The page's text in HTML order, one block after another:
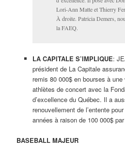
Lori-Ann Matte et Thierry
À droite. Patricia Demers,
la FAEQ.
LA CAPITALE S’IMPLIQUE:
président de La Capitale
remis 80 000$ en bourses à une
athlètes de concert avec la
d’excellence du Québec. Il a
renouvellement de l’entente
années à raison de 100 000$
BASEBALL MAJEUR